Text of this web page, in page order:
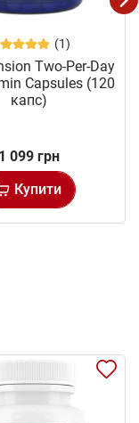
(1)
Two-Per-Day
Capsules (120
капс)
1 099 грн
Купити